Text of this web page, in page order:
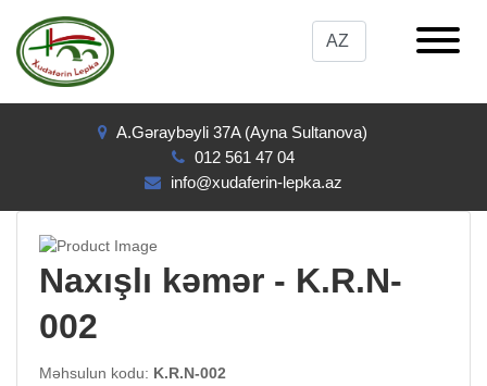
A.Gəraybəyli 37A (Ayna Sultanova)
012 561 47 04
info@xudaferin-lepka.az
Naxışlı kəmər - K.R.N-
002
Məhsulun kodu: K.R.N-002